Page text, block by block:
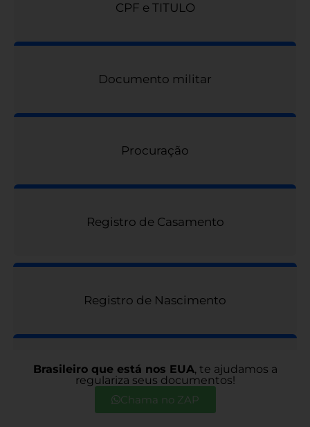
CPF e TITULO
Documento militar
Procuração
Registro de Casamento
Registro de Nascimento
Renovação Passaporte
Brasileiro que está nos EUA, te ajudamos a
regulariza seus documentos!
Chama no ZAP